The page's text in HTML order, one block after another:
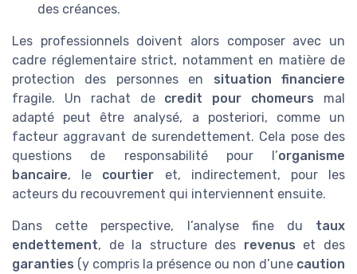
des créances.
Les professionnels doivent alors composer avec un
cadre réglementaire strict, notamment en matière de
protection des personnes en situation financiere
fragile. Un rachat de credit pour chomeurs mal
adapté peut être analysé, a posteriori, comme un
facteur aggravant de surendettement. Cela pose des
questions de responsabilité pour l’organisme
bancaire, le courtier et, indirectement, pour les
acteurs du recouvrement qui interviennent ensuite.
Dans cette perspective, l’analyse fine du taux
endettement, de la structure des revenus et des
garanties (y compris la présence ou non d’une caution